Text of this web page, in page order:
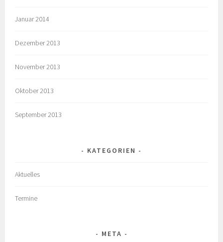
Januar 2014
Dezember 2013
November 2013
Oktober 2013
September 2013
KATEGORIEN
Aktuelles
Termine
META